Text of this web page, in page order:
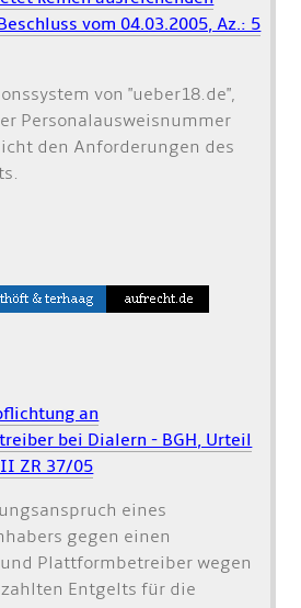
vom 04.03.2005, Az.: 5
von "ueber18.de",
Personalausweisnummer
den Anforderungen des
an
bei Dialern - BGH, Urteil
ZR 37/05
eines
gegen einen
Plattformbetreiber wegen
Entgelts für die